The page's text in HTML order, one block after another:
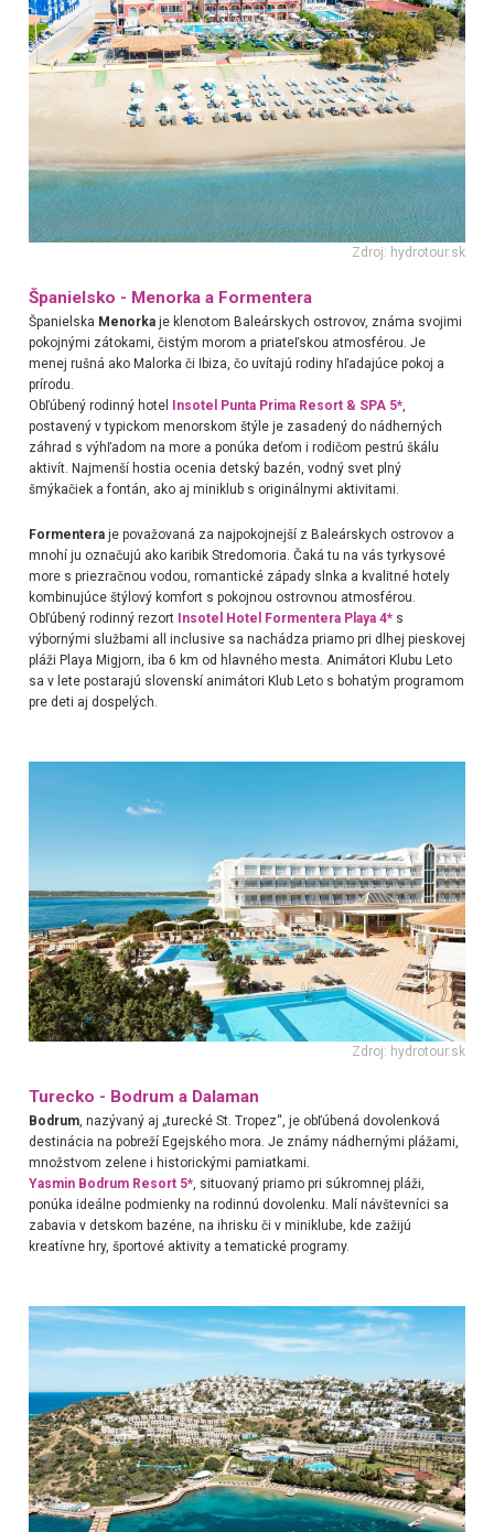
Zdroj: hydrotour.sk
Španielsko - Menorka a Formentera
Španielska Menorka je klenotom Baleárskych ostrovov, známa svojimi
pokojnými zátokami, čistým morom a priateľskou atmosférou. Je
menej rušná ako Malorka či Ibiza, čo uvítajú rodiny hľadajúce pokoj a
prírodu.
Obľúbený rodinný hotel Insotel Punta Prima Resort & SPA 5*,
postavený v typickom menorskom štýle je zasadený do nádherných
záhrad s výhľadom na more a ponúka deťom i rodičom pestrú škálu
aktivít. Najmenší hostia ocenia detský bazén, vodný svet plný
šmýkačiek a fontán, ako aj miniklub s originálnymi aktivitami.
Formentera je považovaná za najpokojnejší z Baleárskych ostrovov a
mnohí ju označujú ako karibik Stredomoria. Čaká tu na vás tyrkysové
more s priezračnou vodou, romantické západy slnka a kvalitné hotely
kombinujúce štýlový komfort s pokojnou ostrovnou atmosférou.
Obľúbený rodinný rezort Insotel Hotel Formentera Playa 4*s
výbornými službami all inclusive sa nachádza priamo pri dlhej pieskovej
pláži Playa Migjorn, iba 6 km od hlavného mesta. Animátori Klubu Leto
sa v lete postarajú slovenskí animátori Klub Leto s bohatým programom
pre deti aj dospelých.
Zdroj: hydrotour.sk
Turecko - Bodrum a Dalaman
Bodrum, nazývaný aj „turecké St. Tropez“, je obľúbená dovolenková
destinácia na pobreží Egejského mora. Je známy nádhernými plážami,
množstvom zelene i historickými pamiatkami.
Yasmin Bodrum Resort 5*, situovaný priamo pri súkromnej pláži,
ponúka ideálne podmienky na rodinnú dovolenku. Malí návštevníci sa
zabavia v detskom bazéne, na ihrisku či v miniklube, kde zažijú
kreatívne hry, športové aktivity a tematické programy.